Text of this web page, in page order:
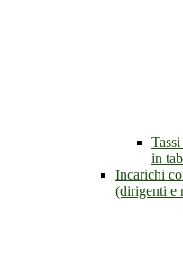
in
Incarichi
(dirigenti e